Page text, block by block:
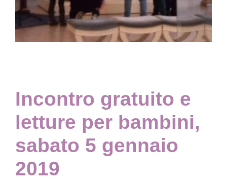
Incontro gratuito e
letture per bambini,
sabato 5 gennaio
2019